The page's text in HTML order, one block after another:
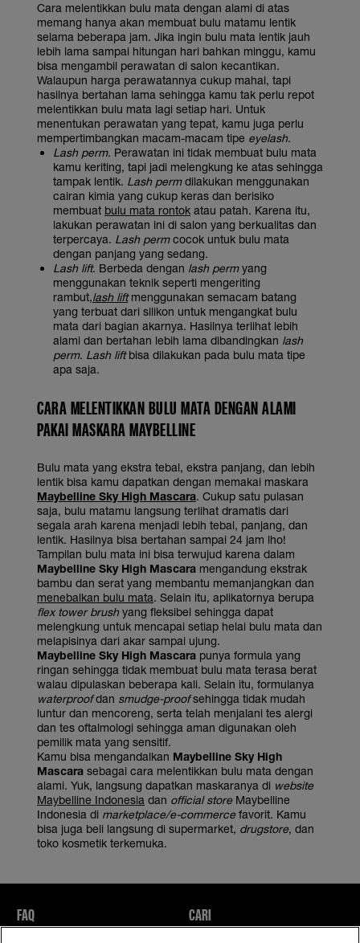
Cara melentikkan bulu mata dengan alami di atas
memang hanya akan membuat bulu matamu lentik
selama beberapa jam. Jika ingin bulu mata lentik jauh
lebih lama sampai hitungan hari bahkan minggu, kamu
bisa mengambil perawatan di salon kecantikan.
Walaupun harga perawatannya cukup mahal, tapi
hasilnya bertahan lama sehingga kamu tak perlu repot
melentikkan bulu mata lagi setiap hari. Untuk
menentukan perawatan yang tepat, kamu juga perlu
mempertimbangkan macam-macam tipe eyelash.
Lash perm. Perawatan ini tidak membuat bulu mata
kamu keriting, tapi jadi melengkung ke atas sehingga
tampak lentik. Lash permdilakukan menggunakan
cairan kimia yang cukup keras dan berisiko
membuat bulu mata rontok atau patah. Karena itu,
lakukan perawatan ini di salon yang berkualitas dan
terpercaya. Lash permcocok untuk bulu mata
dengan panjang yang sedang.
Lash lift. Berbeda dengan lash permyang
menggunakan teknik seperti mengeriting
rambut,lash liftmenggunakan semacam batang
yang terbuat dari silikon untuk mengangkat bulu
mata dari bagian akarnya. Hasilnya terlihat lebih
alami dan bertahan lebih lama dibandingkan lash
perm. Lash liftbisa dilakukan pada bulu mata tipe
apa saja.
CARA MELENTIKKAN BULU MATA DENGAN ALAMI
PAKAI MASKARA MAYBELLINE
Bulu mata yang ekstra tebal, ekstra panjang, dan lebih
lentik bisa kamu dapatkan dengan memakai maskara
Maybelline Sky High Mascara. Cukup satu pulasan
saja, bulu matamu langsung terlihat dramatis dari
segala arah karena menjadi lebih tebal, panjang, dan
lentik. Hasilnya bisa bertahan sampai 24 jam lho!
Tampilan bulu mata ini bisa terwujud karena dalam
Maybelline Sky High Mascara mengandung ekstrak
bambu dan serat yang membantu memanjangkan dan
menebalkan bulu mata. Selain itu, aplikatornya berupa
flex tower brush yang fleksibel sehingga dapat
melengkung untuk mencapai setiap helai bulu mata dan
melapisinya dari akar sampai ujung.
Maybelline Sky High Mascara punya formula yang
ringan sehingga tidak membuat bulu mata terasa berat
walau dipulaskan beberapa kali. Selain itu, formulanya
waterproofdan smudge-proofsehingga tidak mudah
luntur dan mencoreng, serta telah menjalani tes alergi
dan tes oftalmologi sehingga aman digunakan oleh
pemilik mata yang sensitif.
Kamu bisa mengandalkan Maybelline Sky High
Mascara sebagai cara melentikkan bulu mata dengan
alami. Yuk, langsung dapatkan maskaranya di website
Maybelline Indonesia dan official store Maybelline
Indonesia di marketplace/e-commerce favorit. Kamu
bisa juga beli langsung di supermarket, drugstore, dan
toko kosmetik terkemuka.
FAQ CARI